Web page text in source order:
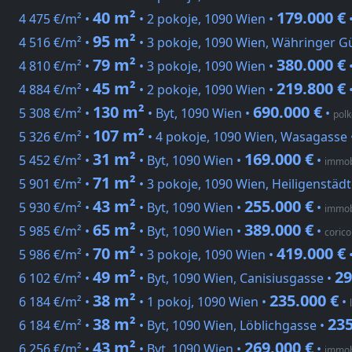
4 475 €/m² • 40 m² • 2 pokoje, 1090 Wien • 179.000 €
4 516 €/m² • 95 m² • 3 pokoje, 1090 Wien, Währinger
4 810 €/m² • 79 m² • 3 pokoje, 1090 Wien • 380.000 €
4 884 €/m² • 45 m² • 2 pokoje, 1090 Wien • 219.800 €
5 308 €/m² • 130 m² • Byt, 1090 Wien • 690.000 € •
5 326 €/m² • 107 m² • 4 pokoje, 1090 Wien, Wasagasse
5 452 €/m² • 31 m² • Byt, 1090 Wien • 169.000 € •
5 901 €/m² • 71 m² • 3 pokoje, 1090 Wien,
5 930 €/m² • 43 m² • Byt, 1090 Wien • 255.000 € •
5 985 €/m² • 65 m² • Byt, 1090 Wien • 389.000 € •
5 986 €/m² • 70 m² • 3 pokoje, 1090 Wien • 419.000 €
6 102 €/m² • 49 m² • Byt, 1090 Wien, Canisiusgasse •
6 184 €/m² • 38 m² • 1 pokoj, 1090 Wien • 235.000 € •
6 184 €/m² • 38 m² • Byt, 1090 Wien, Löblichgasse •